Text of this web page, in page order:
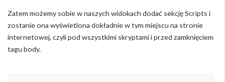
Zatem możemy sobie w naszych widokach dodać sekcję Scripts i
zostanie ona wyświetlona dokładnie w tym miejscu na stronie
internetowej, czyli pod wszystkimi skryptami i przed zamknięciem
tagu body.